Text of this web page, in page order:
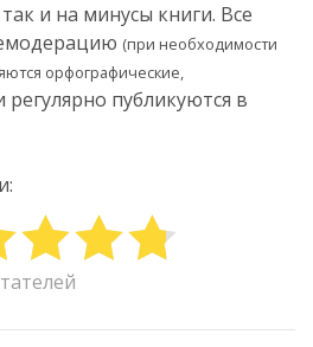
и на минусы книги. Все
(при необходимости
орфографические,
регулярно публикуются в